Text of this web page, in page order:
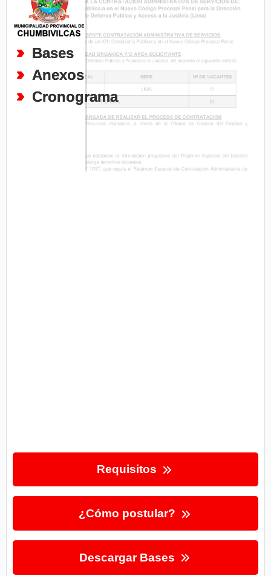
Bases
Anexos
Cronograma
Requisitos
¿Cómo postular?
Descargar Bases